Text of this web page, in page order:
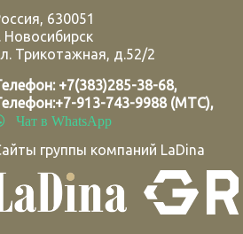
630051
Новосибирск
Трикотажная, д.52/2
+7(383)285-38-68,
+7-913-743-9988 (МТС),
Чат в WhatsApp
группы компаний LaDina